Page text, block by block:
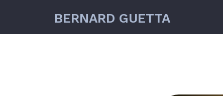
BERNARD GUETTA